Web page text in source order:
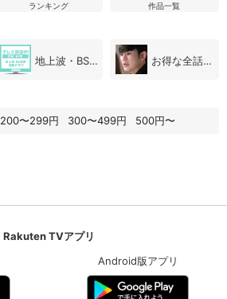
ランキング 作品一覧
地上波・BS放送（韓国ドラマ） お得な全話パック
200〜299円 300〜499円 500円〜
Rakuten TVアプリ
Android版アプリ